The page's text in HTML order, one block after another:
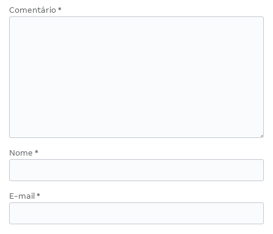
Comentário *
Nome *
E-mail *